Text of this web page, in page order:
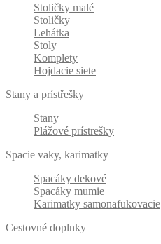
Stoličky malé
Stoličky
Lehátka
Stoly
Komplety
Hojdacie siete
Stany a prístřešky
Stany
Plážové prístrešky
Spacie vaky, karimatky
Spacáky dekové
Spacáky mumie
Karimatky samonafukovacie
Cestovné doplnky